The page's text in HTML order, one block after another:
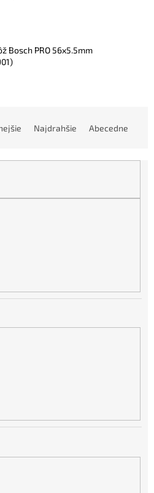
Bosch PRO 56x5.5mm
Najdrahšie Abecedne